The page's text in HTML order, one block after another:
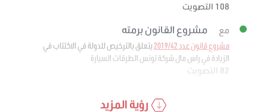
108 التصويت
مع مشروع القانون برمته
مشروع قانون عدد 2019/42
يتعلق بالترخيص للدولة في الاكتتاب في
الزيادة في راس مال شركة تونس الطرقات السيارة
82 التصويت
رؤية المزيد